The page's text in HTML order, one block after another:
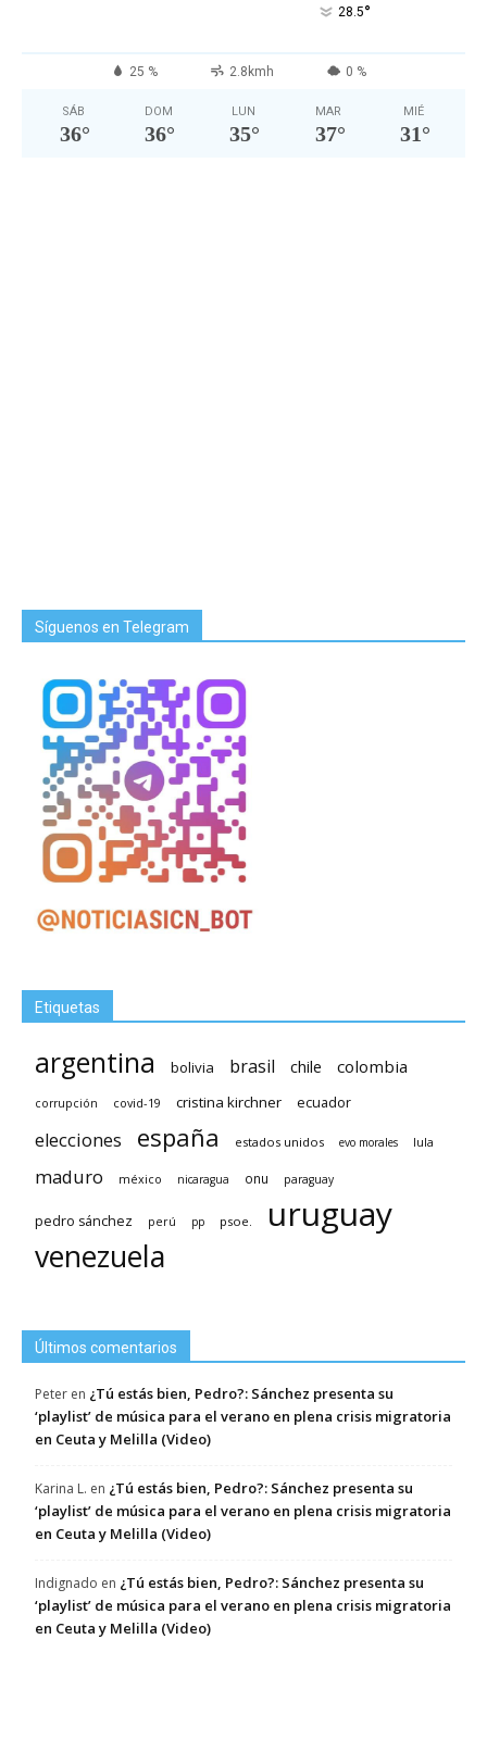
28.5°
25 % 2.8kmh 0 %
SÁB
36°
DOM
36°
LUN
35°
MAR
37°
MIÉ
31°
Síguenos en Telegram
Etiquetas
argentina bolivia brasil chile colombia
corrupción covid-19 cristina kirchner ecuador
elecciones españa estados unidos evo morales lula
maduro méxico nicaragua onu paraguay
pedro sánchez perú pp psoe. uruguay
venezuela
Últimos comentarios
Peter en ¿Tú estás bien, Pedro?: Sánchez presenta su
‘playlist’ de música para el verano en plena crisis migratoria
en Ceuta y Melilla (Video)
Karina L. en ¿Tú estás bien, Pedro?: Sánchez presenta su
‘playlist’ de música para el verano en plena crisis migratoria
en Ceuta y Melilla (Video)
Indignado en ¿Tú estás bien, Pedro?: Sánchez presenta su
‘playlist’ de música para el verano en plena crisis migratoria
en Ceuta y Melilla (Video)